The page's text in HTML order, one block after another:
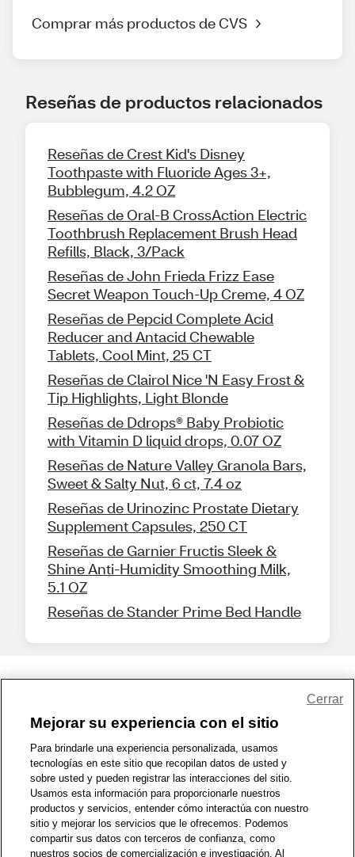
Comprar más productos de CVS
Reseñas de productos relacionados
Reseñas de Crest Kid's Disney
Toothpaste with Fluoride Ages 3+,
Bubblegum, 4.2 OZ
Reseñas de Oral-B CrossAction Electric
Toothbrush Replacement Brush Head
Refills, Black, 3/Pack
Reseñas de John Frieda Frizz Ease
Secret Weapon Touch-Up Creme, 4 OZ
Reseñas de Pepcid Complete Acid
Reducer and Antacid Chewable
Tablets, Cool Mint, 25 CT
Reseñas de Clairol Nice 'N Easy Frost &
Tip Highlights, Light Blonde
Reseñas de Ddrops® Baby Probiotic
with Vitamin D liquid drops, 0.07 OZ
Reseñas de Nature Valley Granola Bars,
Sweet & Salty Nut, 6 ct, 7.4 oz
Reseñas de Urinozinc Prostate Dietary
Supplement Capsules, 250 CT
Reseñas de Garnier Fructis Sleek &
Shine Anti-Humidity Smoothing Milk,
5.1 OZ
Reseñas de Stander Prime Bed Handle
1-800-679-9691 | Contáctenos | Términos de Uso | Accesibilidad
Política de Privacidad | WA Privacy Policy | Mapa del sitio
Zona de Bienestar | © 1999 - 2026 CVS.com
Mejorar su experiencia con el sitio
Para brindarle una experiencia personalizada, usamos
tecnologías en este sitio que recopilan datos de usted y
sobre usted y pueden registrar las interacciones del sitio.
Usamos esta información para proporcionarle nuestros
productos y servicios, entender cómo interactúa con nuestro
sitio y mejorar los servicios que le ofrecemos. Podemos
compartir sus datos con terceros de confianza, como
nuestros socios de comercialización e investigación. Al
Cerrar